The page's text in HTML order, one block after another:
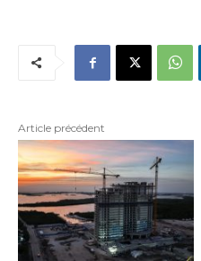
Article précédent